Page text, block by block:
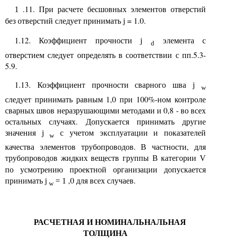
1
.11. При расчете бесшовных элементов отверстий
без отверстий следует принимать j = 1.0.
1.12. Коэффициент прочностиj d
элемента с
отверстием следует определять в соответствии с пп.5.3-
5.9.
1.13. Коэффициент прочности сварного шваj w
следует принимать равным 1,0 при 100%-ном контроле
сварных швов неразрушающими методами и 0,8 - во всех
остальных случаях. Допускается принимать другие
значения
j w
с учетом эксплуатации и показателей
качества элементов трубопроводов. В частности, для
трубопроводов жидких веществ группы В категории V
по усмотрению проектной организации допускается
принимать j w= 1 ,0 для всех случаев.
РАСЧЕТНАЯ И НОМИНАЛЬНАЛЬНАЯ
ТОЛЩИНА